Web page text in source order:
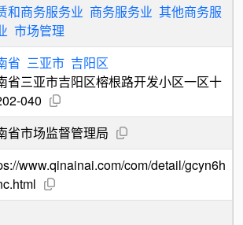
和商务服务业 商务服务业 其他商务服
市场管理
省 三亚市 吉阳区
省三亚市吉阳区榕根路开发小区一区十
040
省市场监督管理局
www.qinainai.com/com/detail/gcyn6h